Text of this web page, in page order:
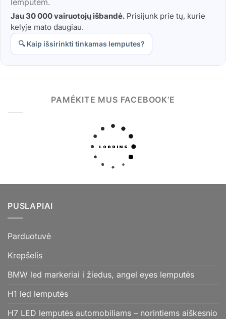
lemputėm.
Jau 30 000 vairuotojų išbandė. Prisijunk prie tų, kurie
kelyje mato daugiau.
🔍 Kaip išsirinkti tinkamas lemputes?
PAMĖKITE MUS FACEBOOK’E
PUSLAPIAI
Parduotuvė
Krepšelis
BMW led markeriai i žiedus, angel eyes lemputės
H1 led lemputės
H7 LED lemputės automobiliams – norintiems aiškesnio